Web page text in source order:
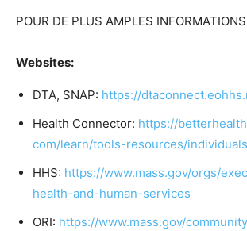
POUR DE PLUS AMPLES
Websites:
DTA, SNAP: https://
Health Connector: https://
com/learn/tools-resources/
HHS: https://www.mass.gov/orgs/
health-and-human-services
ORI: https://www.mass.gov/